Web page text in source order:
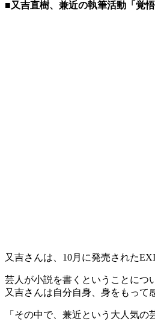
■又吉直樹、兼近の執筆活動「覚悟
又吉さんは、10月に発売された
芸人が小説を書くということにつ
又吉さんは自分自身、身をもって
「その中で、兼近という大人気